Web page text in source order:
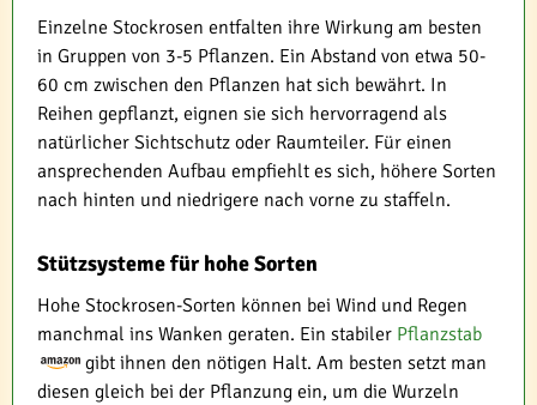
Einzelne Stockrosen entfalten ihre Wirkung am besten
in Gruppen von 3-5 Pflanzen. Ein Abstand von etwa 50-
60 cm zwischen den Pflanzen hat sich bewährt. In
Reihen gepflanzt, eignen sie sich hervorragend als
natürlicher Sichtschutz oder Raumteiler. Für einen
ansprechenden Aufbau empfiehlt es sich, höhere Sorten
nach hinten und niedrigere nach vorne zu staffeln.
Stützsysteme für hohe Sorten
Hohe Stockrosen-Sorten können bei Wind und Regen
manchmal ins Wanken geraten. Ein stabiler Pflanzstab
gibt ihnen den nötigen Halt. Am besten setzt man
diesen gleich bei der Pflanzung ein, um die Wurzeln